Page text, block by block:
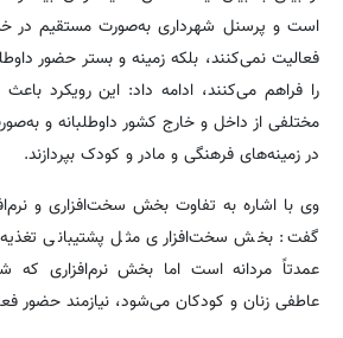
است و پرسنل شهرداری به‌صورت مستقیم در
فعالیت نمی‌کنند، بلکه زمینه و بستر حضور
را فراهم می‌کنند، ادامه داد: این رویکرد
مختلفی از داخل و خارج کشور داوطلبانه و
در زمینه‌های فرهنگی و مادر و کودک بپردازند.
وی با اشاره به تفاوت بخش سخت‌افزاری و
گفت: بخش سخت‌افزاری مثل پشتیبانی
عمدتاً مردانه است اما بخش نرم‌افزاری که
عاطفی زنان و کودکان می‌شود، نیازمند حضور